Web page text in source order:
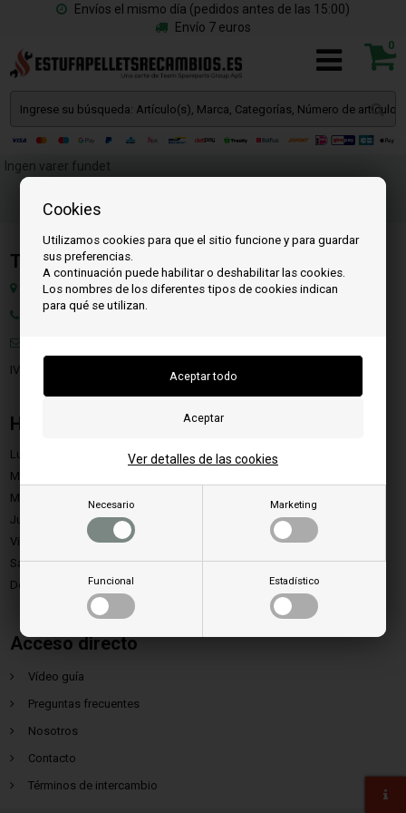
Cookies
Utilizamos cookies para que el sitio funcione y para guardar
sus preferencias.
A continuación puede habilitar o deshabilitar las cookies.
Los nombres de los diferentes tipos de cookies indican
para qué se utilizan.
Necesario Marketing
Funcional Estadístico
Ver detalles de las cookies
Envíos el mismo día (pedidos antes de las 15:00)
Envío 7 euros
0
Ingen varer fundet
Team SpareParts Group ApS
Klejsgaardvej 19a, 7130 Juelsminde, Dinamarca
Teléfono: +45 71 99 55 11
IVA: DK-35862803
Horario de apertura
Lunes:
9.00 - 15.00
Martes:
Miércoles:
9.00 - 15.00
Jueves:
9.00 - 15.00
Viernes:
9.00 - 13.00
Sábado:
Cerrado
Domingo:
Cerrado
Acceso directo
Vídeo guía
Preguntas frecuentes
Nosotros
Contacto
Términos de intercambio